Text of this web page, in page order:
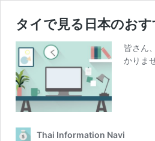
タイで見る日本のお
皆さん
かりま
Thai Information Navi